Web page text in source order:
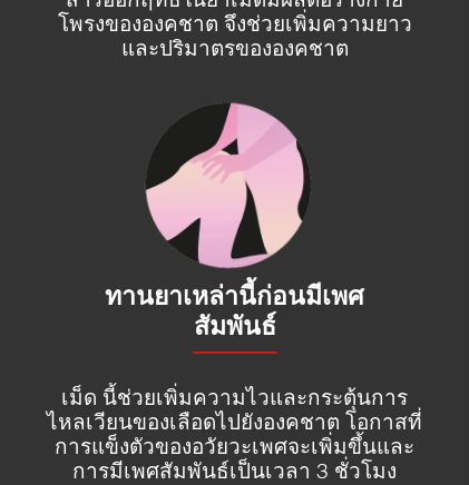
โพรงขององคชาต จึงช่วยเพิ่มความยาว
และปริมาตรขององคชาต
ทานยาเหล่านี้ก่อนมีเพศ
สัมพันธ์
เม็ด นี้ช่วยเพิ่มความไวและกระตุ้นการ
ไหลเวียนของเลือดไปยังองคชาต โอกาสที่
การแข็งตัวของอวัยวะเพศจะเพิ่มขึ้นและ
การมีเพศสัมพันธ์เป็นเวลา 3 ชั่วโมง